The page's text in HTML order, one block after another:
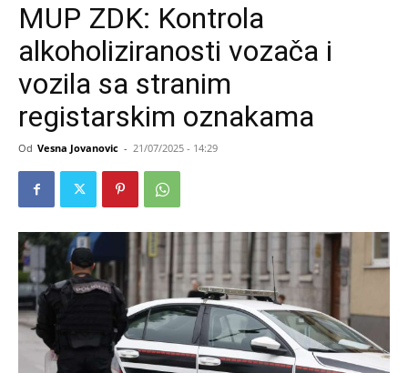
MUP ZDK: Kontrola
alkoholiziranosti vozača i
vozila sa stranim
registarskim oznakama
Od Vesna Jovanovic - 21/07/2025 - 14:29